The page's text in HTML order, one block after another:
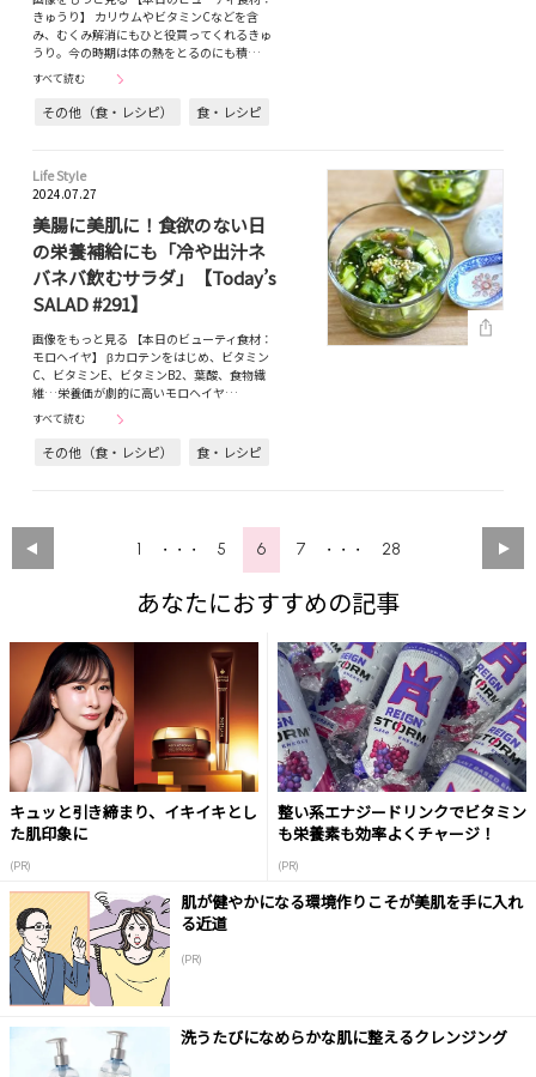
きゅうり】 カリウムやビタミンCなどを含
み、むくみ解消にもひと役買ってくれるきゅ
うり。今の時期は体の熱をとるのにも積…
すべて読む
その他（食・レシピ） 食・レシピ
Life Style
2024.07.27
美腸に美肌に！食欲のない日
の栄養補給にも「冷や出汁ネ
バネバ飲むサラダ」【Today’s
SALAD #291】
画像をもっと見る 【本日のビューティ食材：
モロヘイヤ】 βカロテンをはじめ、ビタミン
C、ビタミンE、ビタミンB2、葉酸、食物繊
維…栄養価が劇的に高いモロヘイヤ…
すべて読む
その他（食・レシピ） 食・レシピ
1 ・・・ 5 6 7 ・・・ 28
あなたにおすすめの記事
キュッと引き締まり、イキイキとし
た肌印象に
(PR)
整い系エナジードリンクでビタミン
も栄養素も効率よくチャージ！
(PR)
肌が健やかになる環境作りこそが美肌を手に入れ
る近道
(PR)
洗うたびになめらかな肌に整えるクレンジング